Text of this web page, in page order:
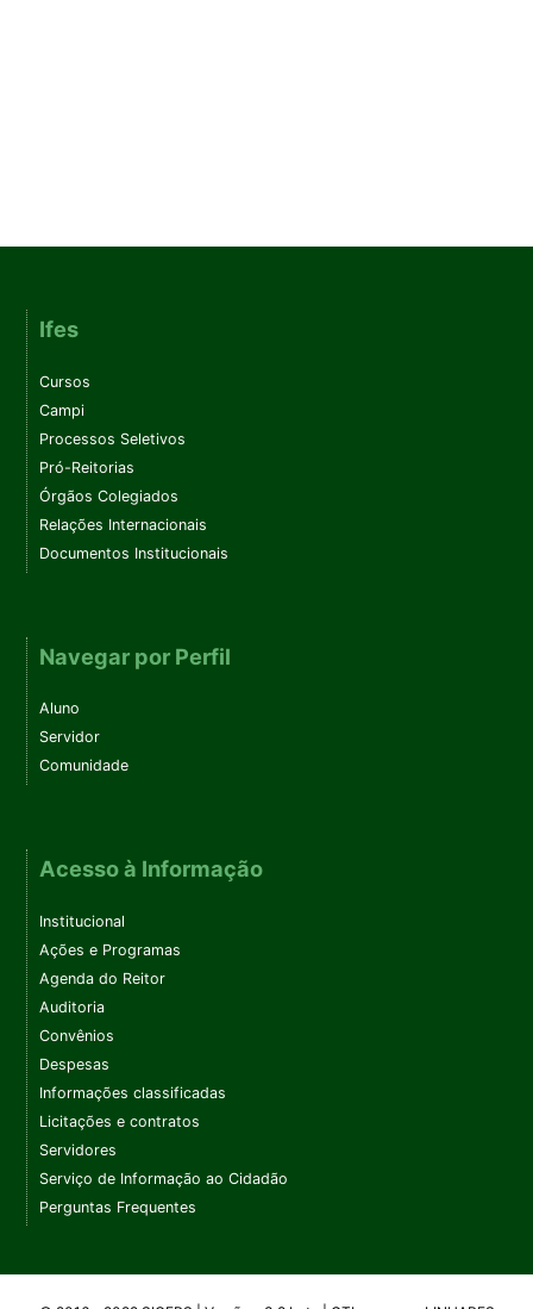
Ifes
Cursos
Campi
Processos Seletivos
Pró-Reitorias
Órgãos Colegiados
Relações Internacionais
Documentos Institucionais
Navegar por Perfil
Aluno
Servidor
Comunidade
Acesso à Informação
Institucional
Ações e Programas
Agenda do Reitor
Auditoria
Convênios
Despesas
Informações classificadas
Licitações e contratos
Servidores
Serviço de Informação ao Cidadão
Perguntas Frequentes